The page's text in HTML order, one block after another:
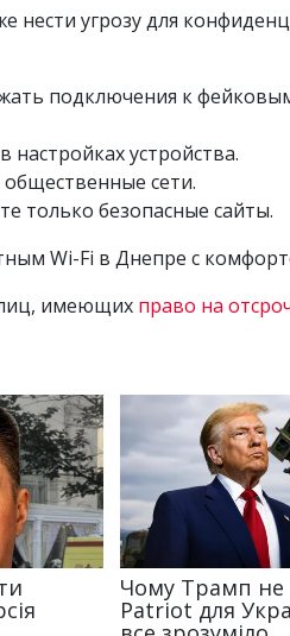
нести угрозу для
подключения к
устройства.
сети.
только безопасные сайты.
Wi-Fi в Днепре с
имеющих право на